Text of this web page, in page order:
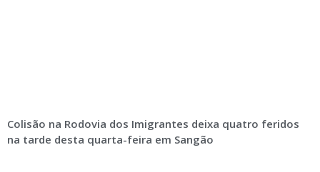
Colisão na Rodovia dos Imigrantes deixa quatro feridos
na tarde desta quarta-feira em Sangão